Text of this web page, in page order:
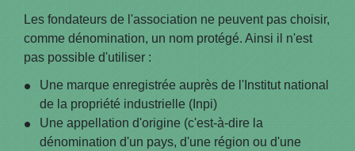
Les fondateurs de l'association ne peuvent pas choisir,
comme dénomination, un nom protégé. Ainsi il n'est
pas possible d'utiliser :
Une marque enregistrée auprès de l'Institut national
de la propriété industrielle (Inpi)
Une appellation d'origine (c'est-à-dire la
dénomination d'un pays, d'une région ou d'une